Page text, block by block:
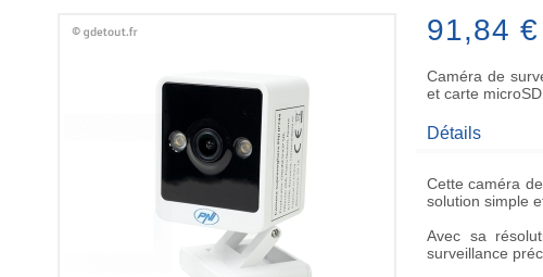
91,84 €
Caméra de
et carte
Détails
Cettecaméra
solution simple
Avec sa
surveillance